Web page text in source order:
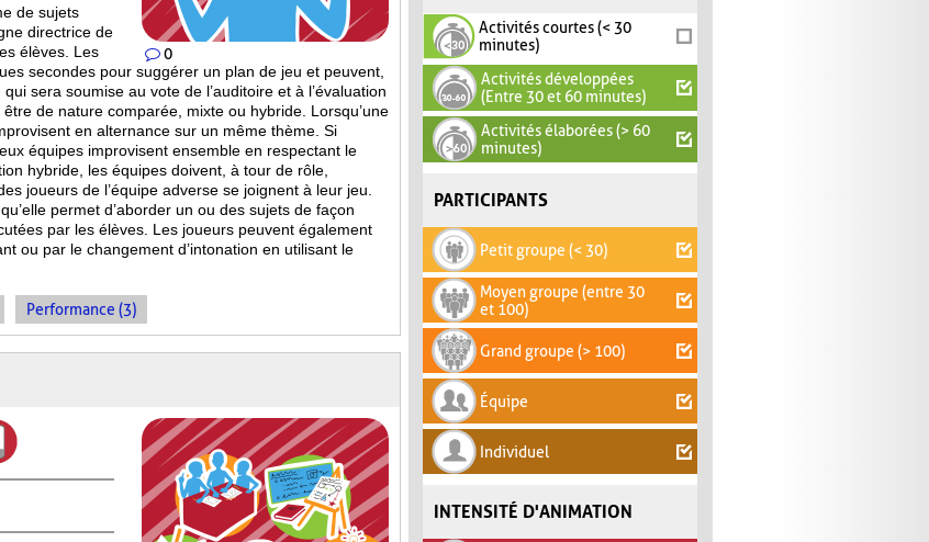
Activités courtes (< 30
minutes)
Activités développées
(Entre 30 et 60 minutes)
Activités élaborées (> 60
minutes)
PARTICIPANTS
Petit groupe (< 30)
Moyen groupe (entre 30
et 100)
Grand groupe (> 100)
Équipe
Individuel
INTENSITÉ D'ANIMATION
0
de sujets
directrice de
élèves. Les
secondes pour suggérer un plan de jeu et peuvent,
sera soumise au vote de l’auditoire et à l’évaluation
de nature comparée, mixte ou hybride. Lorsqu’une
en alternance sur un même thème. Si
équipes improvisent ensemble en respectant le
hybride, les équipes doivent, à tour de rôle,
joueurs de l’équipe adverse se joignent à leur jeu.
permet d’aborder un ou des sujets de façon
par les élèves. Les joueurs peuvent également
ou par le changement d’intonation en utilisant le
Performance (3)